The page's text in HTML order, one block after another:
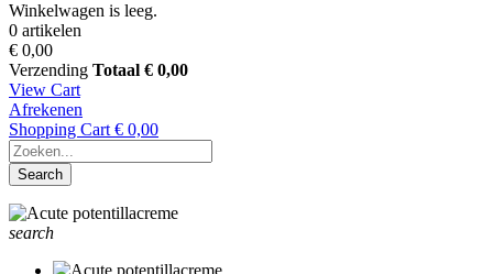
Winkelwagen is leeg.
0 artikelen
€ 0,00
Verzending Totaal € 0,00
View Cart
Afrekenen
Shopping Cart € 0,00
Search
search